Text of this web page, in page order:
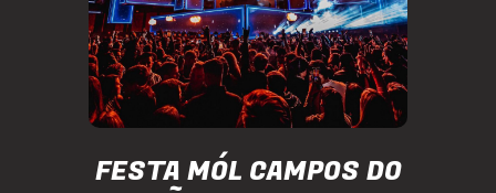
FESTA MÓL CAMPOS DO